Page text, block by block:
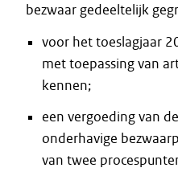
bezwaar gedeeltelijk
voor het toeslagjaar
met toepassing van
kennen;
een vergoeding van
onderhavige
van twee